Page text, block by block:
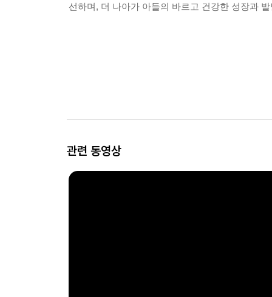
선하며, 더 나아가 아들의 바르고 건강한 성장과
관련 동영상